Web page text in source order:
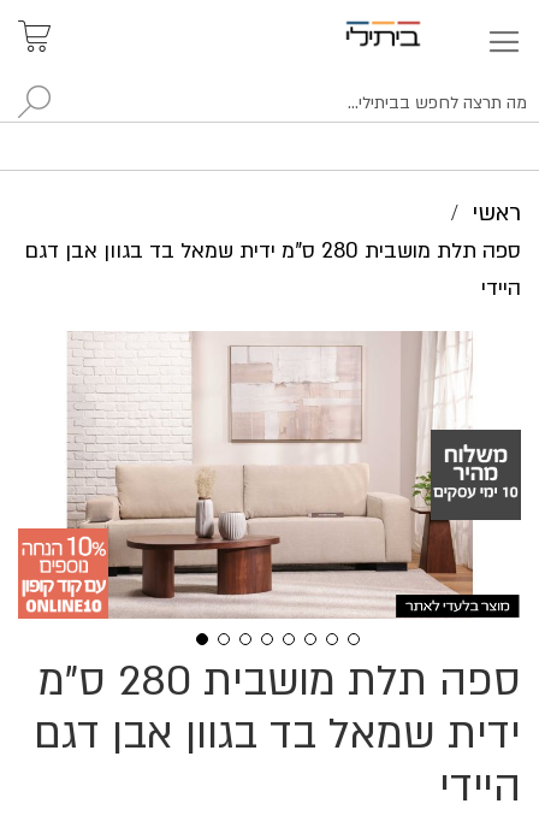
ראשי
ספה תלת מושבית 280 ס"מ ידית שמאל בד בגוון אבן דגם
היידי
ספה תלת מושבית 280 ס"מ
ידית שמאל בד בגוון אבן דגם
היידי
לדלג
להתחלה
גלריית